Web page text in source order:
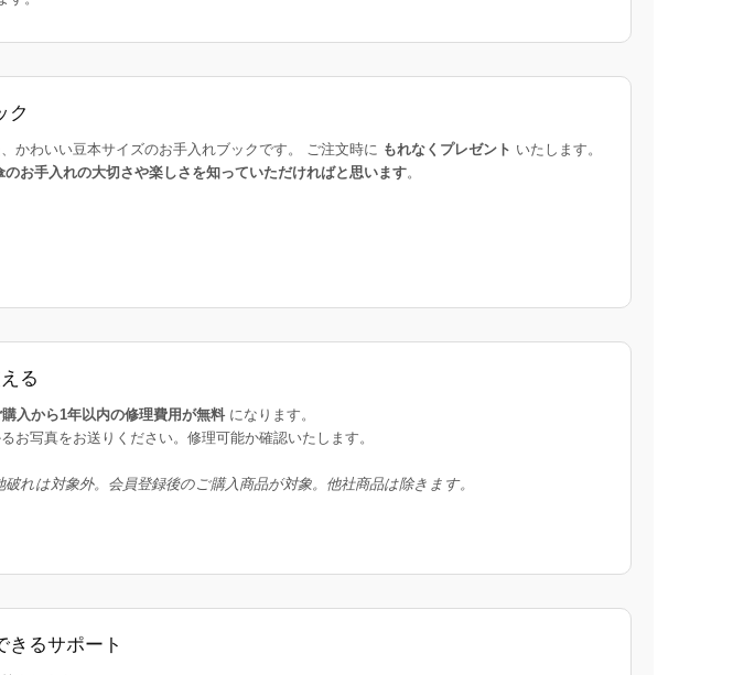
ク
かわいい豆本サイズのお手入れブックです。 ご注文時に もれなくプレゼント いたします。
お手入れの大切さや楽しさを知っていただければと思います。
る
購入から1年以内の修理費用が無料になります。
お写真をお送りください。修理可能か確認いたします。
れは対象外。会員登録後のご購入商品が対象。他社商品は除きます。
きるサポート